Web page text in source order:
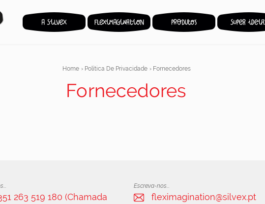
Home › Política De Privacidade › Fornecedores
Fornecedores
263 519 180 (Chamada
Escreva-nos...
fleximagination@silvex.pt